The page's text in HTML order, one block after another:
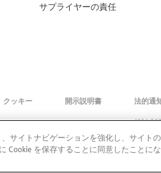
サプライヤーの責任
クッキー 開示説明書 法的通
© 1994-
サイトナビゲーションを強化し、サイト
Cookie を保存することに同意したことにな